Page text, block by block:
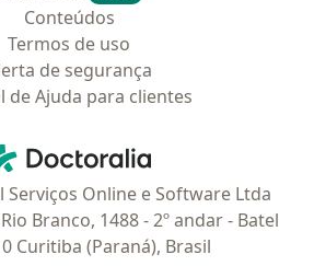
Conteúdos
Termos de uso
de segurança
de Ajuda para clientes
Doctoralia - Homepage
Serviços Online e Software Ltda
Branco, 1488 - 2º andar - Batel
Curitiba (Paraná), Brasil